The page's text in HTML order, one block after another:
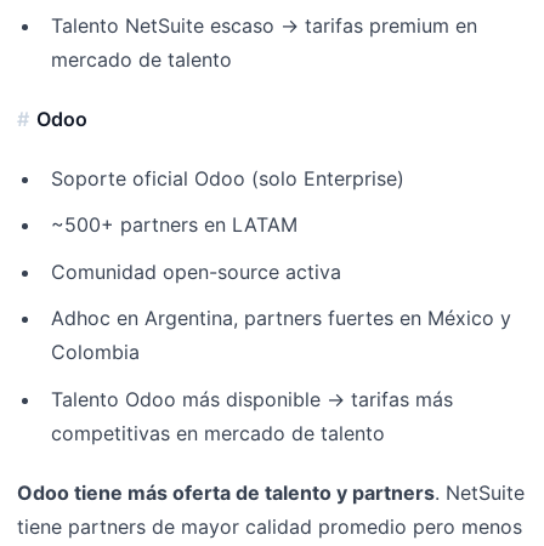
Talento NetSuite escaso → tarifas premium en
mercado de talento
Odoo
Soporte oficial Odoo (solo Enterprise)
~500+ partners en LATAM
Comunidad open-source activa
Adhoc en Argentina, partners fuertes en México y
Colombia
Talento Odoo más disponible → tarifas más
competitivas en mercado de talento
Odoo tiene más oferta de talento y partners. NetSuite
tiene partners de mayor calidad promedio pero menos